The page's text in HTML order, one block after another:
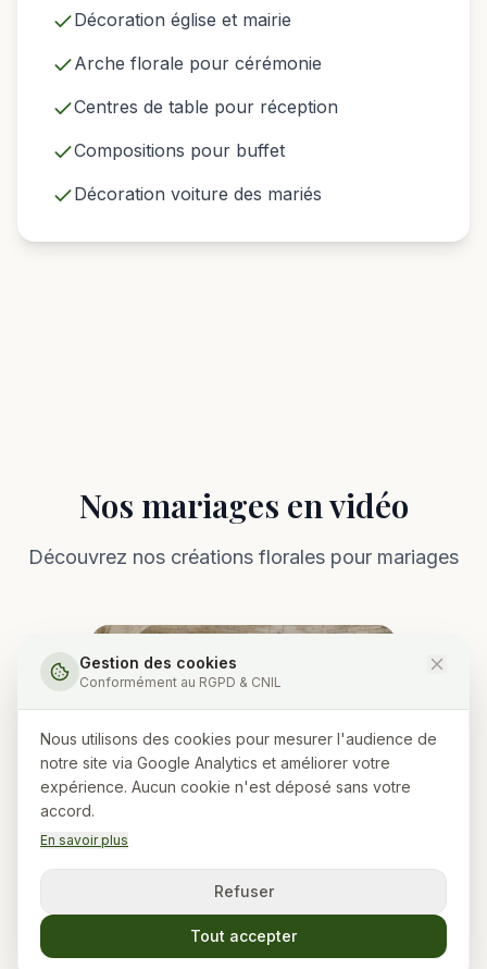
Gestion des cookies
Conformément au RGPD & CNIL
Nous utilisons des cookies pour mesurer l'audience de
notre site via Google Analytics et améliorer votre
expérience. Aucun cookie n'est déposé sans votre
accord.
En savoir plus
Refuser
Tout accepter
Décoration église et mairie
Arche florale pour cérémonie
Centres de table pour réception
Compositions pour buffet
Décoration voiture des mariés
Nos mariages en vidéo
Découvrez nos créations florales pour mariages